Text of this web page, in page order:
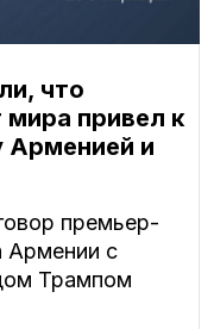
что
привел к
и
премьер-
Армении с
Трампом